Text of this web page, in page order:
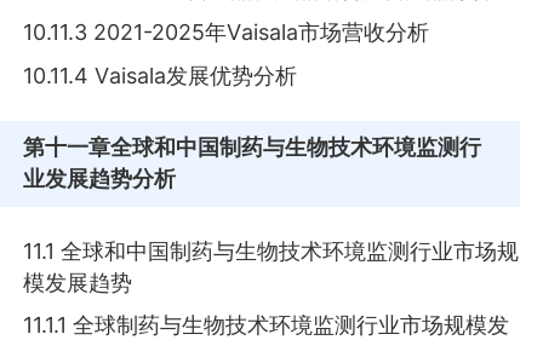
10.11.3 2021-2025年Vаіѕаlа市场营收分析
10.11.4 Vаіѕаlа发展优势分析
第十一章全球和中国制药与生物技术环境监测行
业发展趋势分析
11.1 全球和中国制药与生物技术环境监测行业市场规
模发展趋势
11.1.1 全球制药与生物技术环境监测行业市场规模发